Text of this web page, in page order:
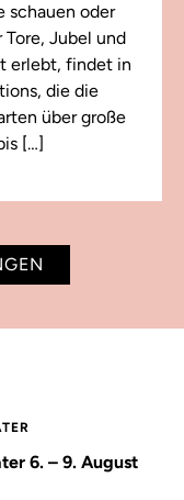
schauen oder
Jubel und
erlebt, findet in
die die
über große
[…]
6. – 9. August